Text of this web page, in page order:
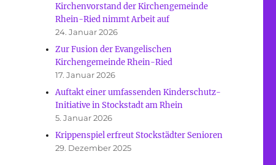
Kirchenvorstand der Kirchengemeinde
Rhein-Ried nimmt Arbeit auf
24. Januar 2026
Zur Fusion der Evangelischen
Kirchengemeinde Rhein-Ried
17. Januar 2026
Auftakt einer umfassenden Kinderschutz-
Initiative in Stockstadt am Rhein
5. Januar 2026
Krippenspiel erfreut Stockstädter Senioren
29. Dezember 2025